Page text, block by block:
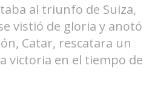
al triunfo de Suiza,
vistió de gloria y anotó
Catar, rescatara un
victoria en el tiempo de